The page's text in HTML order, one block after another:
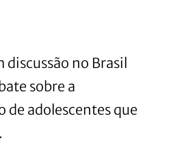
no Brasil
sobre a
de adolescentes que